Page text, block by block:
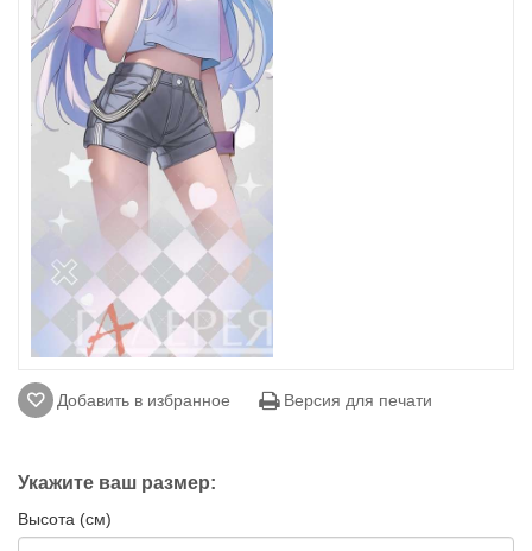
Добавить в избранное Версия для печати
Укажите ваш размер:
Высота (см)